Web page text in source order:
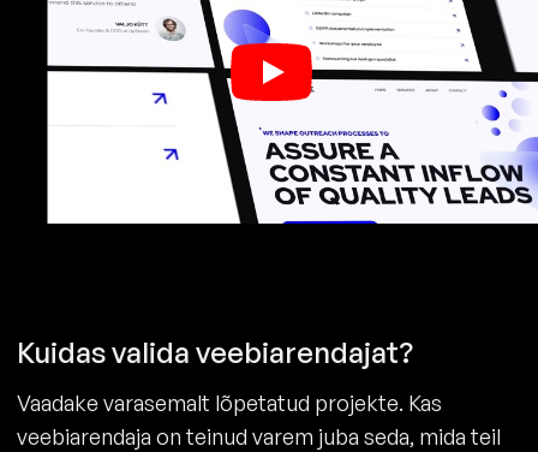
Kuidas valida veebiarendajat?
Vaadake varasemalt lõpetatud projekte. Kas
veebiarendaja on teinud varem juba seda, mida teil